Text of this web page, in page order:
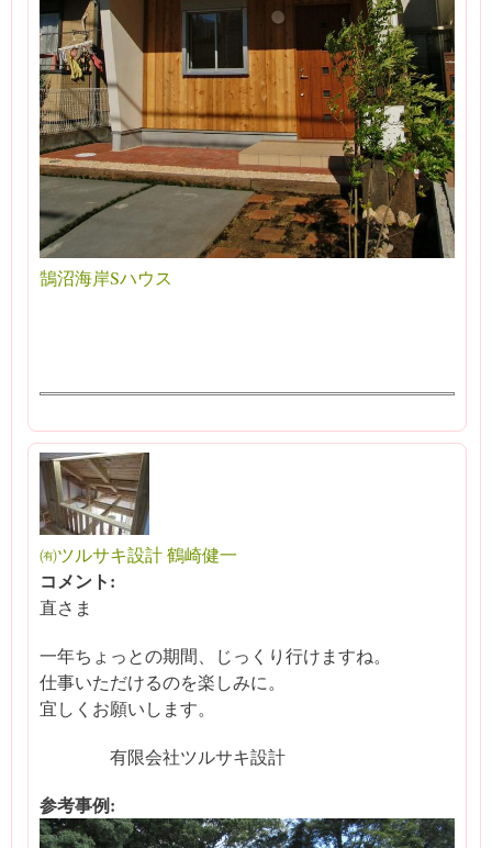
鵠沼海岸Sハウス
㈲ツルサキ設計 鶴崎健一
コメント:
直さま
一年ちょっとの期間、じっくり行けますね。
仕事いただけるのを楽しみに。
宜しくお願いします。
有限会社ツルサキ設計
参考事例: